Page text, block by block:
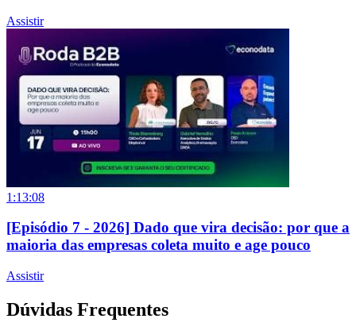
Assistir
1:13:08
[Episódio 7 - 2026] Dado que vira decisão: por que a
maioria das empresas coleta muito e age pouco
Assistir
Dúvidas Frequentes